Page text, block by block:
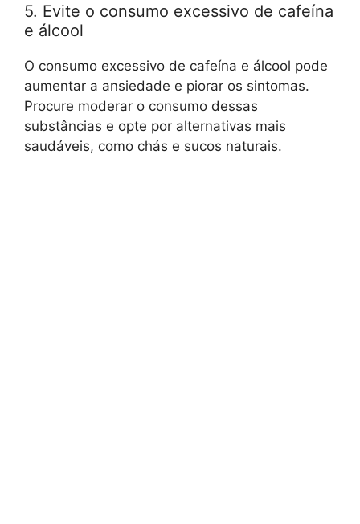
5. Evite o consumo excessivo de cafeína
e álcool
O consumo excessivo de cafeína e álcool pode
aumentar a ansiedade e piorar os sintomas.
Procure moderar o consumo dessas
substâncias e opte por alternativas mais
saudáveis, como chás e sucos naturais.